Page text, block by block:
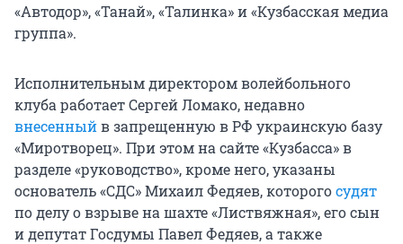
«Автодор», «Танай», «Талинка» и «Кузбасская медиа
группа».
Исполнительным директором волейбольного
клуба работает Сергей Ломако, недавно
внесенныйв запрещенную в РФ украинскую базу
«Миротворец». При этом на сайте «Кузбасса» в
разделе «руководство», кроме него, указаны
основатель «СДС» Михаил Федяев, которогосудят
по делу о взрыве на шахте «Листвяжная», его сын
и депутат Госдумы Павел Федяев, а также